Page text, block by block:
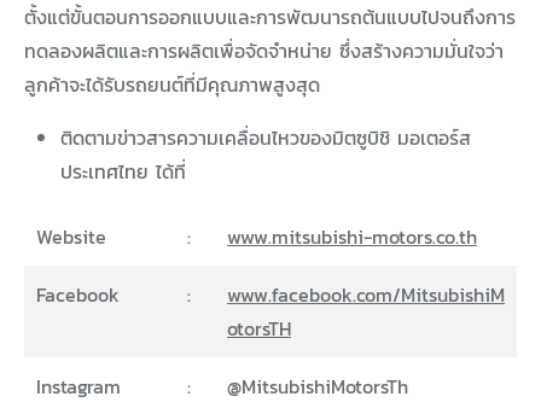
ตั้งแต่ขั้นตอนการออกแบบและการพัฒนารถต้นแบบไปจนถึงการ
ทดลองผลิตและการผลิตเพื่อจัดจำหน่าย ซึ่งสร้างความมั่นใจว่า
ลูกค้าจะได้รับรถยนต์ที่มีคุณภาพสูงสุด
ติดตามข่าวสารความเคลื่อนไหวของมิตซูบิชิ มอเตอร์ส
ประเทศไทย ได้ที่
Website :
www.mitsubishi-motors.co.th
Facebook
:
www.facebook.com/MitsubishiM
otorsTH
Instagram
:
@MitsubishiMotorsTh